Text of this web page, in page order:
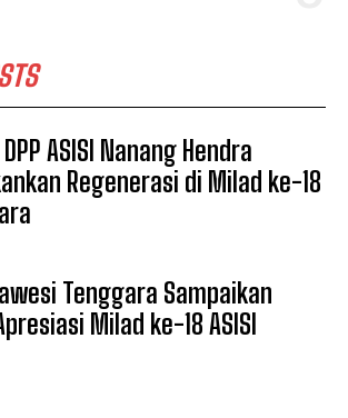
ASISI Nanang Hendra
Regenerasi di Milad ke-18
Tenggara Sampaikan
Milad ke-18 ASISI